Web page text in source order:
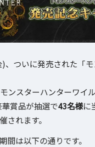
、ついに発売された「
ンスターハンターワイ
賞品が抽選で43名様に
されます。
間は以下の通りです。